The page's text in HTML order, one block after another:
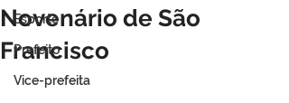
Esporte
Prefeito
Vice-prefeita
Novenário de São
Francisco